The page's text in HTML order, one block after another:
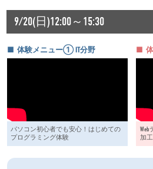
9/20(日)12:00～15:30
体験メニュー① IT分野
パソコン初心者でも安心！はじめての
プログラミング体験
加